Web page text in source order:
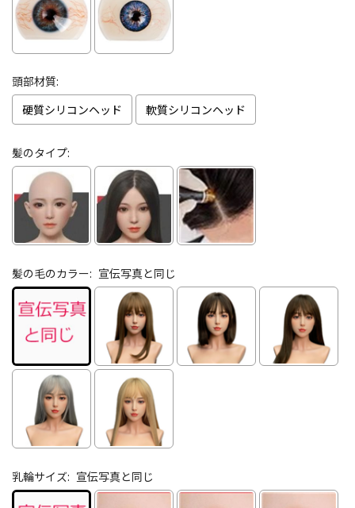
頭部材質:
硬質シリコンヘッド
軟質シリコンヘッド
髪のタイプ:
髪の毛のカラー: 宣伝写真と同じ
乳輪サイズ: 宣伝写真と同じ